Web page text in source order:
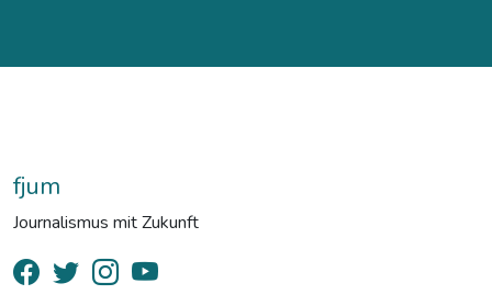
fjum
Journalismus mit Zukunft